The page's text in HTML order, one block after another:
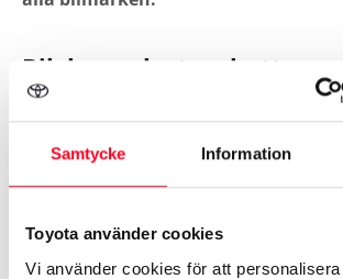
Samtycke Information
Toyota använder cookies
Vi använder cookies för att
Bilglas- och
att undvika att fukt tränger in och gör
förstörs eller spricker vidare. Stenskott
det blivit en spricka är det dags att